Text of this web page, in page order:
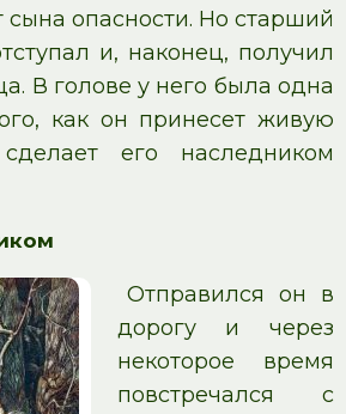
сына опасности. Но старший
и, наконец, получил
В голове у него была одна
как он принесет живую
его наследником
Отправился он в
дорогу и через
некоторое время
повстречался с